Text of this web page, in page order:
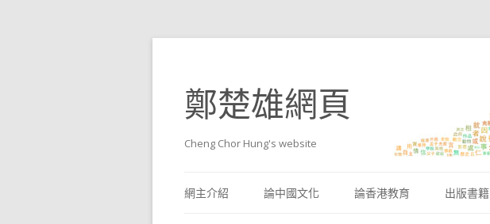
鄭楚雄網頁
Cheng Chor Hung's website
網主介紹
論中國文化 論香港教育 出版書籍